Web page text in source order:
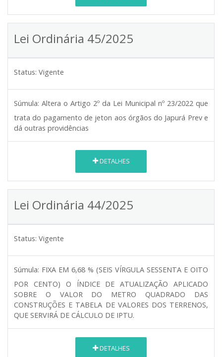
Lei Ordinária 45/2025
Status: Vigente
Súmula: Altera o Artigo 2º da Lei Municipal nº 23/2022 que
trata do pagamento de jeton aos órgãos do Japurá Prev e
dá outras providências
DETALHES
Lei Ordinária 44/2025
Status: Vigente
Súmula: FIXA EM 6,68 % (SEIS VÍRGULA SESSENTA E OITO
POR CENTO) O ÍNDICE DE ATUALIZAÇÃO APLICADO
SOBRE O VALOR DO METRO QUADRADO DAS
CONSTRUÇÕES E TABELA DE VALORES DOS TERRENOS,
QUE SERVIRÁ DE CÁLCULO DE IPTU.
DETALHES